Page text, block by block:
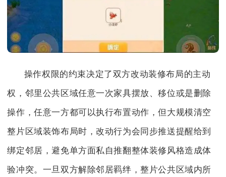
操作权限的约束决定了双方改动装修布局的主动
权，邻里公共区域任意一次家具摆放、移位或是删除
操作，任意一方都可以执行布置动作，但大规模清空
整片区域装饰布局时，改动行为会同步推送提醒给到
绑定邻居，避免单方面私自推翻整体装修风格造成体
验冲突。一旦双方解除邻居羁绊，整片公共区域内所